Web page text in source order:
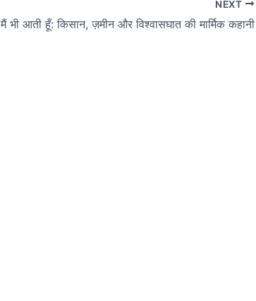
NEXT
मैं भी आती हूँ: किसान, ज़मीन और विश्वासघात की मार्मिक कहानी